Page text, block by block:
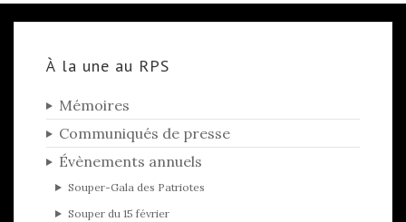
À la une au RPS
Mémoires
Communiqués de presse
Évènements annuels
Souper-Gala des Patriotes
Souper du 15 février